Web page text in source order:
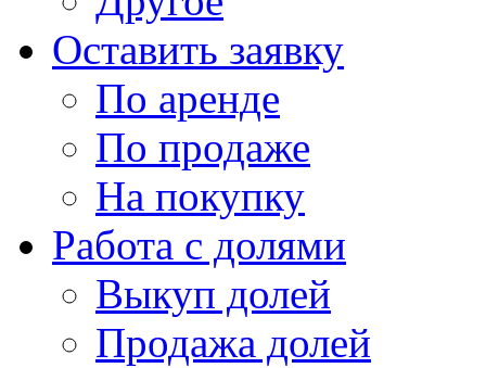
Оставить заявку
По аренде
По продаже
На покупку
Работа с долями
Выкуп долей
Продажа долей